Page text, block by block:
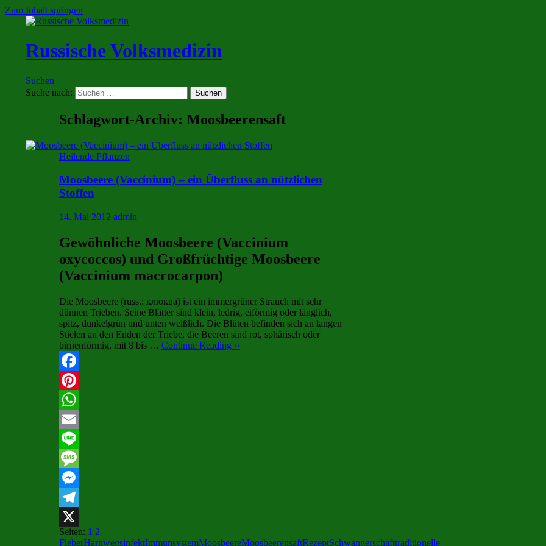
Zum Inhalt springen
Russische Volksmedizin
Suchen
Suche nach:
Schlagwort-Archiv: Moosbeerensaft
Heilende Pflanzen
Moosbeere (Vaccinium) – ein Überfluss an nützlichen
Stoffen
14. Mai 2012 admin
Gewöhnliche Moosbeere (Vaccinium
oxycoccos) und Großfrüchtige Moosbeere
(Vaccinium macrocarpon)
Die Moosbeere (russ.: клюква) ist ein immergrüner Strauch mit sehr
dünnen Trieben. Seine Blätter sind klein, ledrig, eiförmig oder länglich,
spitz, dunkelgrün und unten weißlich. Die Blüten befinden sich an langen
Stielen an den Enden der Triebe, die Beeren sind rot, sphärisch oder
birnenförmig, mit 8 bis … Continue Reading ››
Facebook
Pinterest
WhatsApp
Email
Line
Message
Messenger
Telegram
X
Seiten: 1 2
FieberHarnwegsinfektImmunsystemMoosbeereMoosbeerensaftRezeptSchwangerschafttraditionelle